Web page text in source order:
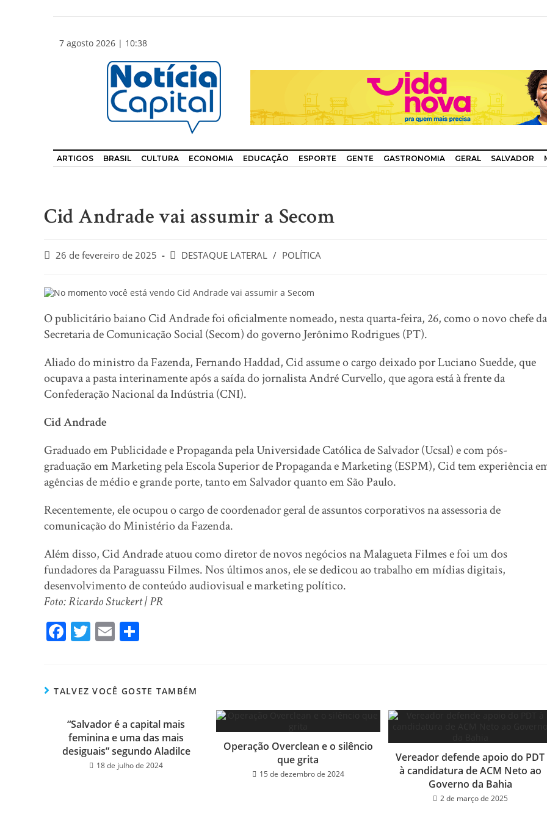
7 agosto 2026 | 10:38
ARTIGOS BRASIL CULTURA ECONOMIA EDUCAÇÃO ESPORTE GENTE GASTRONOMIA GERAL SALVADOR
Cid Andrade vai assumir a Secom
26 de fevereiro de 2025 DESTAQUE LATERAL / POLÍTICA
O publicitário baiano Cid Andrade foi oficialmente nomeado, nesta quarta-feira, 26, como o novo chefe da
Secretaria de Comunicação Social (Secom) do governo Jerônimo Rodrigues (PT).
Aliado do ministro da Fazenda, Fernando Haddad, Cid assume o cargo deixado por Luciano Suedde, que
ocupava a pasta interinamente após a saída do jornalista André Curvello, que agora está à frente da
Confederação Nacional da Indústria (CNI).
Cid Andrade
Graduado em Publicidade e Propaganda pela Universidade Católica de Salvador (Ucsal) e com pós-
graduação em Marketing pela Escola Superior de Propaganda e Marketing (ESPM), Cid tem experiência
agências de médio e grande porte, tanto em Salvador quanto em São Paulo.
Recentemente, ele ocupou o cargo de coordenador geral de assuntos corporativos na assessoria de
comunicação do Ministério da Fazenda.
Além disso, Cid Andrade atuou como diretor de novos negócios na Malagueta Filmes e foi um dos
fundadores da Paraguassu Filmes. Nos últimos anos, ele se dedicou ao trabalho em mídias digitais,
desenvolvimento de conteúdo audiovisual e marketing político.
Foto: Ricardo Stuckert | PR
Fa
ok
T
er
E
TALVEZ VOCÊ GOSTE TAMBÉM
“Salvador é a capital mais
feminina e uma das mais
desiguais” segundo Aladilce
18 de julho de 2024
Operação Overclean e o silêncio
que grita
15 de dezembro de 2024
Vereador defende apoio do PDT
à candidatura de ACM Neto ao
Governo da Bahia
2 de março de 2025